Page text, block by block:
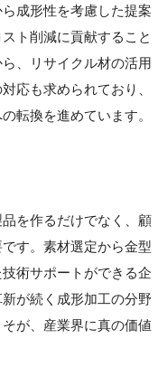
成形性を考慮した提案
ト削減に貢献すること
、リサイクル材の活用
応も求められており、
転換を進めています。
を作るだけでなく、顧
す。素材選定から金型
術サポートができる企
が続く成形加工の分野
が、産業界に真の価値